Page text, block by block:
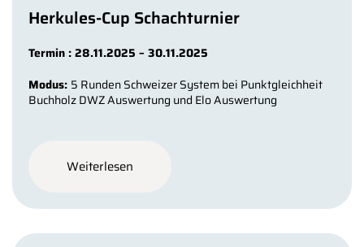
Herkules-Cup Schachturnier
Termin : 28.11.2025 – 30.11.2025
Modus: 5 Runden Schweizer System bei Punktgleichheit
Buchholz DWZ Auswertung und Elo Auswertung
Weiterlesen